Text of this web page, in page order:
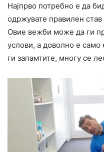
Најпрво потребно е да
одржувате правилен став
Овие вежби може да ги
услови, а доволно е само
ги запамтите, многу се